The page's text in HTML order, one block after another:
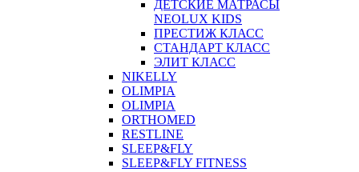
ДЕТСКИЕ МАТРАСЫ
NEOLUX KIDS
ПРЕСТИЖ КЛАСС
СТАНДАРТ КЛАСС
ЭЛИТ КЛАСС
NIKELLY
OLIMPIA
OLIMPIA
ORTHOMED
RESTLINE
SLEEP&FLY
SLEEP&FLY FITNESS